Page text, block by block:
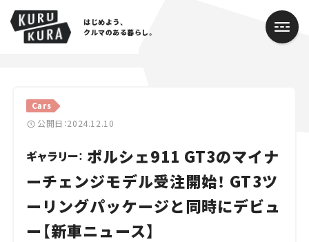
はじめよう、
クルマのある暮らし。
Cars
公開日：2024.12.10
ギャラリー： ポルシェ911 GT3のマイナ
ーチェンジモデル受注開始！ GT3ツ
ーリングパッケージと同時にデビュ
ー【新車ニュース】
Cars
Lifestyle
Traffic
Special